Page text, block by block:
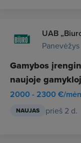
UAB
Panevėžys
Gamybos
naujoje
2000 - 2300 €/
NAUJAS prieš 2 d.